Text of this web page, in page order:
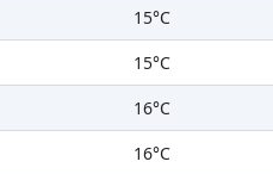
15°C
15°C
16°C
16°C